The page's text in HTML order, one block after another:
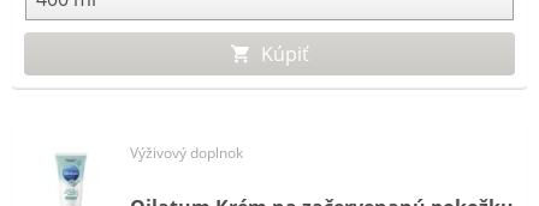
Kúpiť
Výživový doplnok